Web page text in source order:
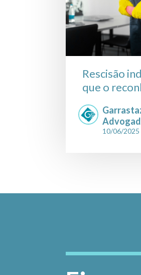
Rescisão
que o
10/06/2025